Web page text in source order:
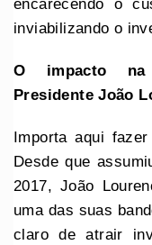
encarecendo o
inviabilizando o
O impacto na
Presidente João
Importa aqui
Desde que
2017, João
uma das suas
claro de atrair